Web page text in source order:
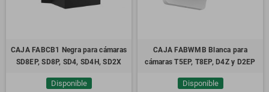
CAJA FABCB1 Negra para cámaras
SD8EP, SD8P, SD4, SD4H, SD2X
Disponible
CAJA FABWMB Blanca para
cámaras T5EP, T8EP, D4Z y D2EP
Disponible